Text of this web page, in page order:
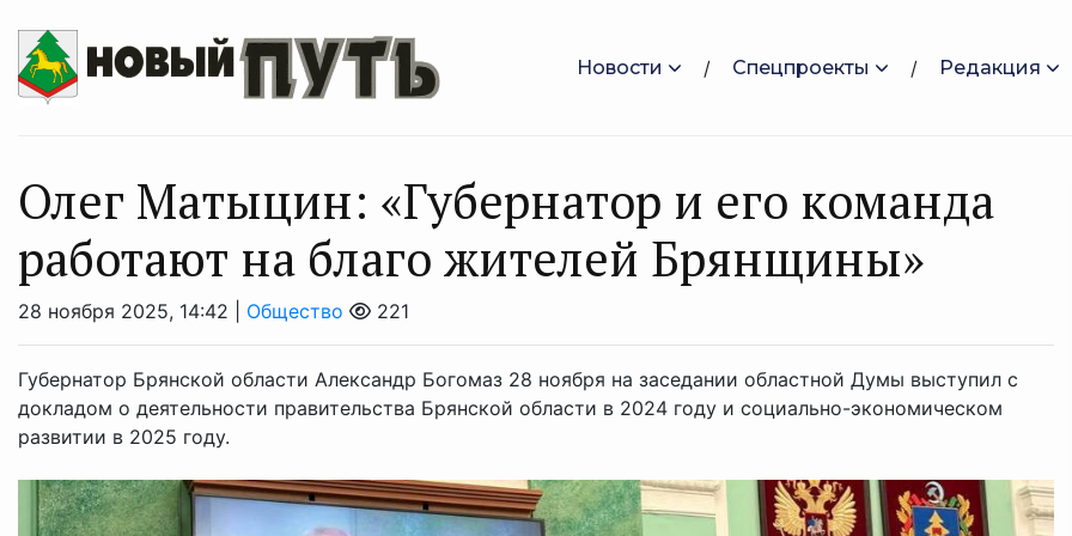
Новости Спецпроекты Редакция
Олег Матыцин: «Губернатор и его команда
работают на благо жителей Брянщины»
28 ноября 2025, 14:42 | Общество 221
Губернатор Брянской области Александр Богомаз 28 ноября на заседании областной Думы выступил с
докладом о деятельности правительства Брянской области в 2024 году и социально-экономическом
развитии в 2025 году.